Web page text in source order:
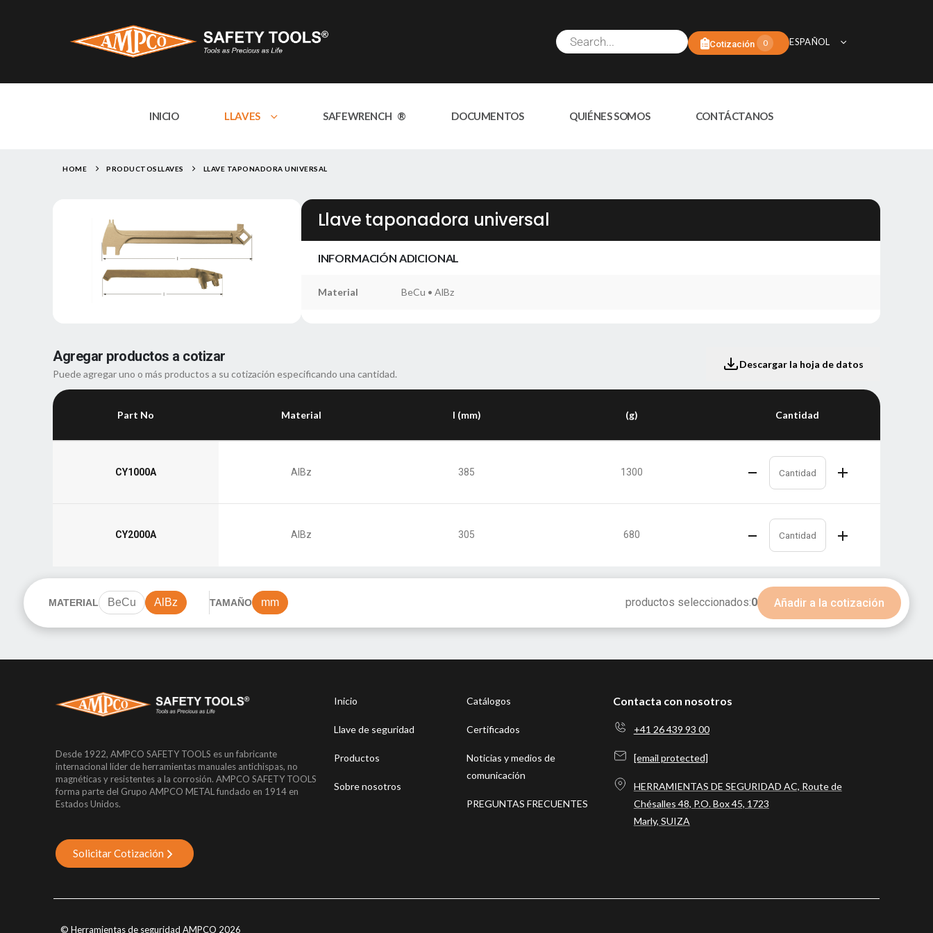
0
Cotización ESPAÑOL
INICIO LLAVES SAFEWRENCH ® DOCUMENTOS QUIÉNES SOMOS CONTÁCTANOS
HOME PRODUCTOSLLAVES LLAVE TAPONADORA UNIVERSAL
Llave taponadora universal
INFORMACIÓN ADICIONAL
Material BeCu • AlBz
Agregar productos a cotizar
Puede agregar uno o más productos a su cotización especificando una cantidad.
Descargar la hoja de datos
Part No Material l (mm) (g) Cantidad
CY1000A AlBz 385 1300
CY2000A AlBz 305 680
MATERIAL BeCu AlBz TAMAÑO mm productos seleccionados:0 Añadir a la cotización
Desde 1922, AMPCO SAFETY TOOLS es un fabricante
internacional líder de herramientas manuales antichispas, no
magnéticas y resistentes a la corrosión. AMPCO SAFETY TOOLS
forma parte del Grupo AMPCO METAL fundado en 1914 en
Estados Unidos.
Solicitar Cotización
Inicio
Llave de seguridad
Productos
Sobre nosotros
Catálogos
Certificados
Noticias y medios de
comunicación
PREGUNTAS FRECUENTES
Contacta con nosotros
+41 26 439 93 00
[email protected]
HERRAMIENTAS DE SEGURIDAD AC, Route de
Chésalles 48, P.O. Box 45, 1723
Marly, SUIZA
© Herramientas de seguridad AMPCO 2026